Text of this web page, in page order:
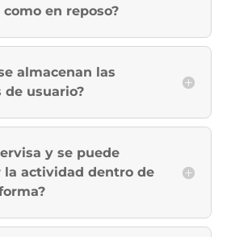
en reposo?
almacenan las
de usuario?
y se puede
la actividad dentro de